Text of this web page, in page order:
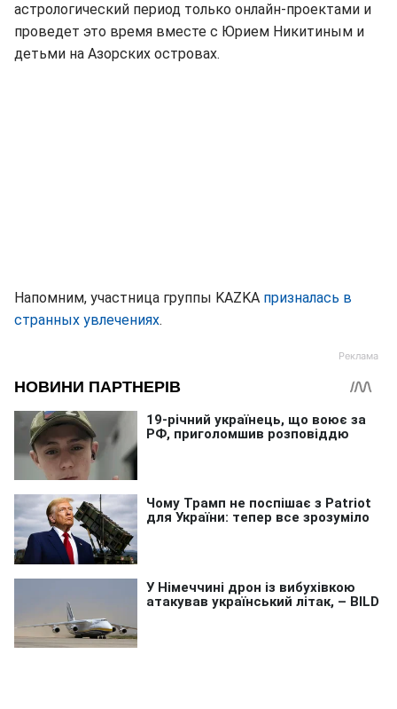
астрологический период только онлайн-проектами и
проведет это время вместе с Юрием Никитиным и
детьми на Азорских островах.
Напомним, участница группы KAZKA призналась в
странных увлечениях.